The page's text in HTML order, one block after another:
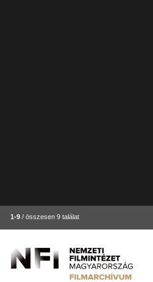
1-9 / összesen 9 találat